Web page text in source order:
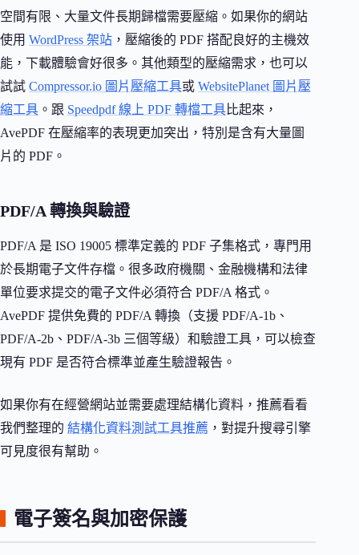
空間有限、大量文件長期歸檔需要壓縮。如果你的網站
使用 WordPress 架站 ，壓縮後的 PDF 搭配良好的主機效
能，下載體驗會好很多。其他類型的壓縮需求，也可以
試試 Compressor.io 圖片壓縮工具或 WebsitePlanet 圖片壓
縮工具 。跟 Speedpdf 線上 PDF 轉檔工具比起來，
AvePDF 在壓縮率的表現更加突出，特別是含有大量圖
片的 PDF。
PDF/A 轉換與驗證
PDF/A 是 ISO 19005 標準定義的 PDF 子集格式，專門用
於長期電子文件存檔。很多政府機關、金融機構和法律
單位要求提交的電子文件必須符合 PDF/A 格式。
AvePDF 提供免費的 PDF/A 轉換（支援 PDF/A-1b、
PDF/A-2b、PDF/A-3b 三個等級）和驗證工具，可以檢查
現有 PDF 是否符合標準並產生驗證報告。
如果你有在經營網站並需要處理結構化資料，推薦看看
我們整理的 結構化資料測試工具推薦 ，對提升搜尋引擎
可見度很有幫助。
電子簽名與加密保護